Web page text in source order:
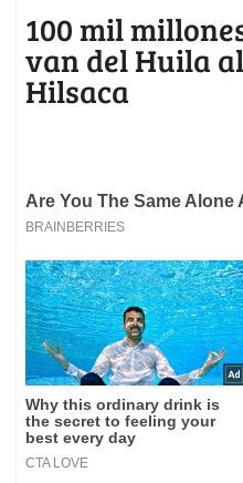
100 mil
van del Huila
Hilsaca